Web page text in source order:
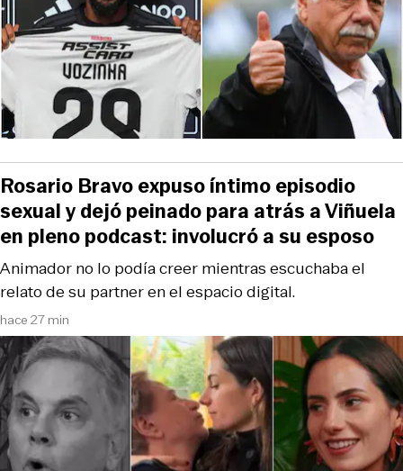
hace 27 min
Animador no lo podía creer mientras escuchaba el
relato de su partner en el espacio digital.
Rosario Bravo expuso íntimo episodio
sexual y dejó peinado para atrás a Viñuela
en pleno podcast: involucró a su esposo